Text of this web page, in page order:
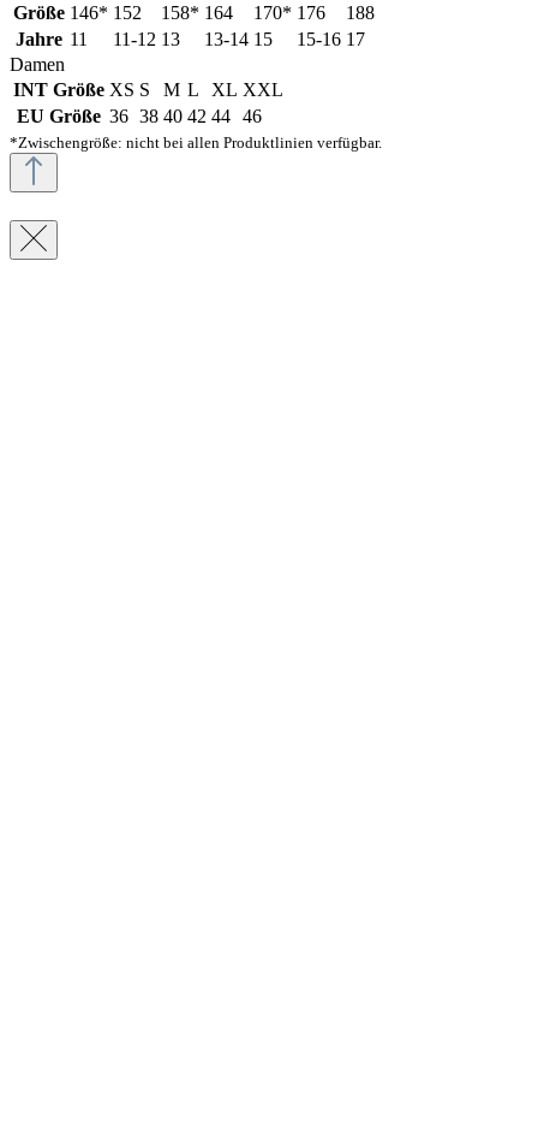
Größe 146* 152 158* 164 170* 176
188
Jahre 11 11-12 13 13-14 15 15-16 17
Damen
INT Größe XS S M L XL XXL
EU Größe 36 38 40 42 44 46
*Zwischengröße: nicht bei allen Produktlinien verfügbar.